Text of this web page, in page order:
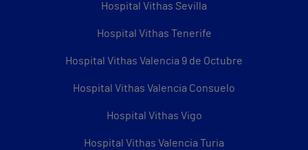
Hospital Vithas Sevilla
Hospital Vithas Tenerife
Hospital Vithas Valencia 9 de Octubre
Hospital Vithas Valencia Consuelo
Hospital Vithas Vigo
Hospital Vithas Valencia Turia